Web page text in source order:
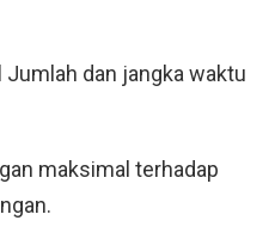
Jumlah dan jangka waktu
maksimal terhadap